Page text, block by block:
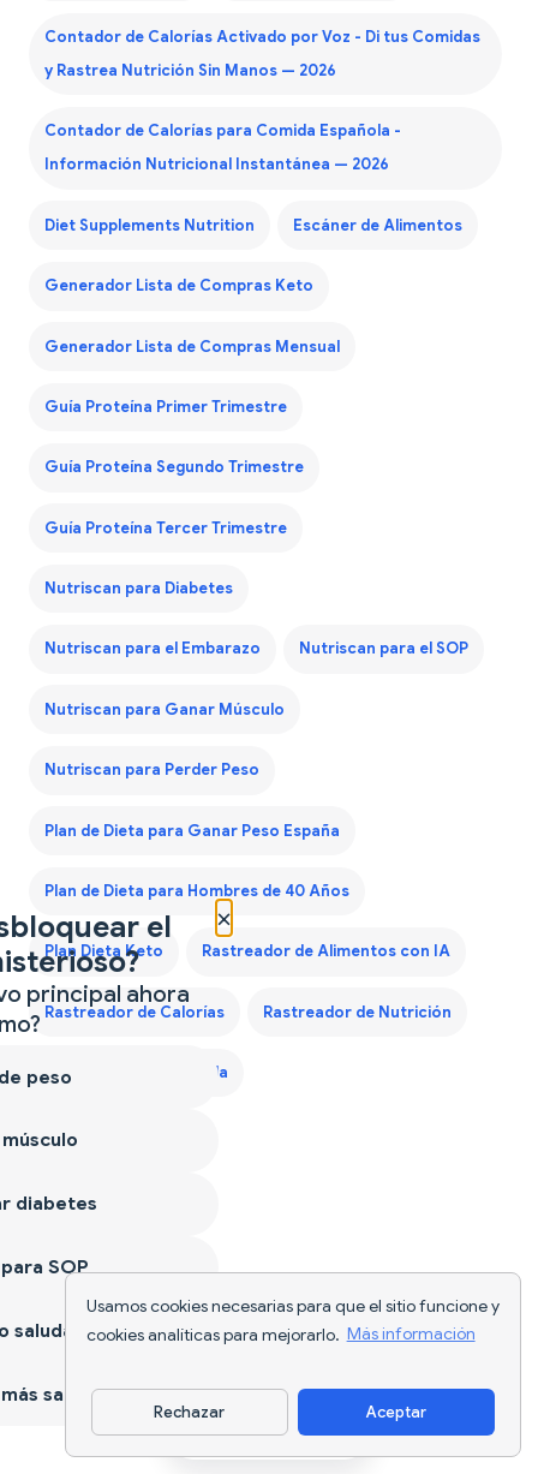
Usamos cookies necesarias para que el sitio funcione y
cookies analíticas para mejorarlo. Más información
Rechazar Aceptar
Contador de Calorías Activado por Voz - Di tus Comidas
y Rastrea Nutrición Sin Manos — 2026
Contador de Calorías para Comida Española -
Información Nutricional Instantánea — 2026
Diet Supplements Nutrition Escáner de Alimentos
Generador Lista de Compras Keto
Generador Lista de Compras Mensual
Guía Proteína Primer Trimestre
Guía Proteína Segundo Trimestre
Guía Proteína Tercer Trimestre
Nutriscan para Diabetes
Nutriscan para el Embarazo Nutriscan para el SOP
Nutriscan para Ganar Músculo
Nutriscan para Perder Peso
Plan de Dieta para Ganar Peso España
Plan de Dieta para Hombres de 40 Años
Plan Dieta Keto Rastreador de Alimentos con IA
Rastreador de Calorías Rastreador de Nutrición
Seguimiento de Comida
Descargar app
×
el
principal ahora
peso
diabetes
SOP
saludable
sano